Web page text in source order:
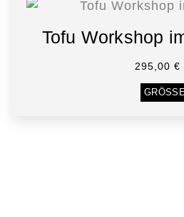
Tofu Workshop
295,00 €